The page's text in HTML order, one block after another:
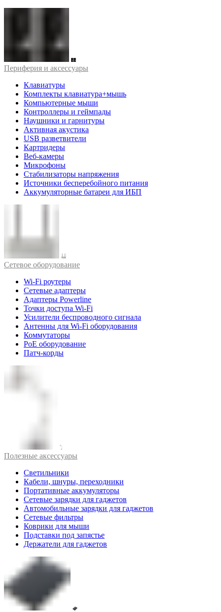
Периферия и аксессуары
Клавиатуры
Комплекты клавиатура+мышь
Компьютерные мыши
Контроллеры и геймпады
Наушники и гарнитуры
Активная акустика
USB разветвители
Картридеры
Веб-камеры
Микрофоны
Стабилизаторы напряжения
Источники бесперебойного питания
Аккумуляторные батареи для ИБП
Cетевое оборудование
Wi-Fi роутеры
Сетевые адаптеры
Адаптеры Powerline
Точки доступа Wi-Fi
Усилители беспроводного сигнала
Антенны для Wi-Fi оборудования
Коммутаторы
PoE оборудование
Патч-корды
Полезные аксессуары
Светильники
Кабели, шнуры, переходники
Портативные аккумуляторы
Сетевые зарядки для гаджетов
Автомобильные зарядки для гаджетов
Сетевые фильтры
Коврики для мыши
Подставки под запястье
Держатели для гаджетов